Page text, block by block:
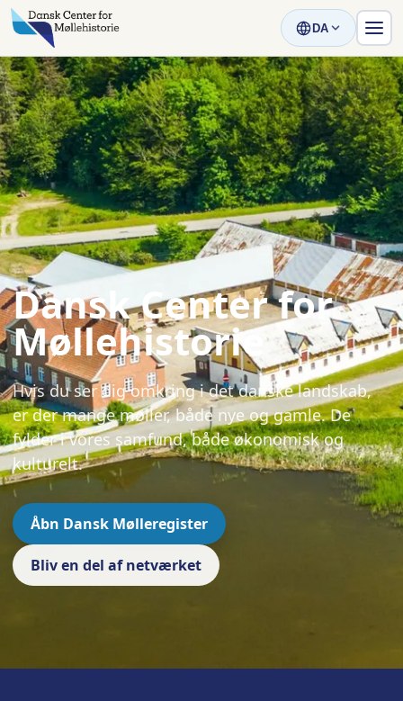
DA
Dansk Center for
Møllehistorie
Hvis du ser dig omkring i det danske landskab,
er der mange møller, både nye og gamle. De
fylder i vores samfund, både økonomisk og
kulturelt.
Åbn Dansk Mølleregister
Bliv en del af netværket